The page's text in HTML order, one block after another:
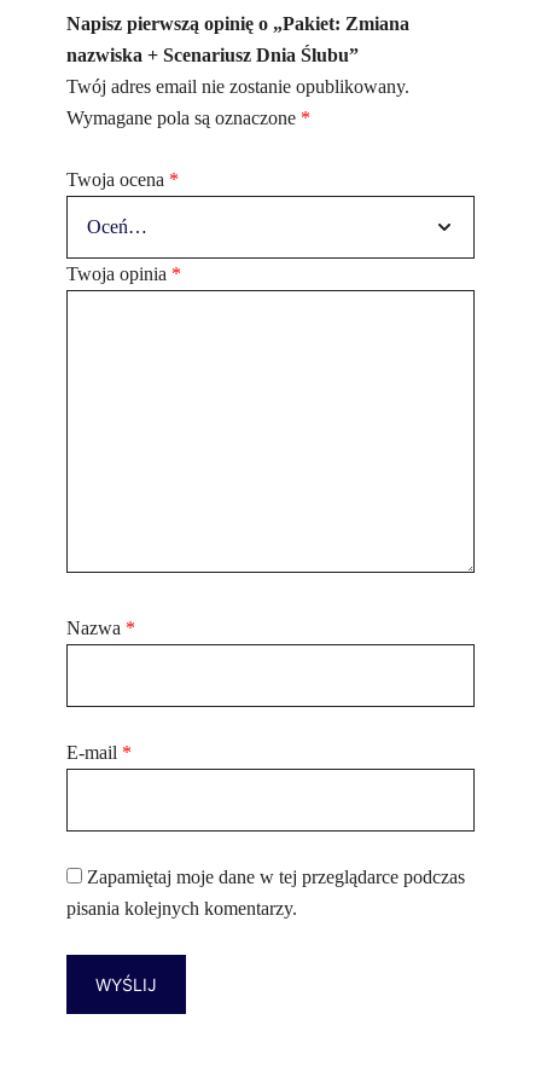
Napisz pierwszą opinię o „Pakiet: Zmiana
nazwiska + Scenariusz Dnia Ślubu”
Twój adres email nie zostanie opublikowany.
Wymagane pola są oznaczone *
Twoja ocena *
Twoja opinia *
Nazwa *
E-mail *
Zapamiętaj moje dane w tej przeglądarce podczas
pisania kolejnych komentarzy.